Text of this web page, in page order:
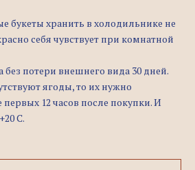
букеты хранить в холодильнике не
себя чувствует при комнатной
без потери внешнего вида 30 дней.
ягоды, то их нужно
первых 12 часов после покупки. И
C.